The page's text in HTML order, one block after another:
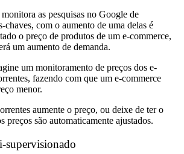
as pesquisas no Google de
chaves, com o aumento de uma delas é
o preço de produtos de um e-commerce,
um aumento de demanda.
um monitoramento de preços dos e-
fazendo com que um e-commerce
menor.
aumente o preço, ou deixe de ter o
preços são automaticamente ajustados.
supervisionado